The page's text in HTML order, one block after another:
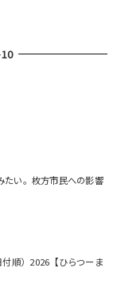
たい。枚方市民への影響
順）2026【ひらつーま